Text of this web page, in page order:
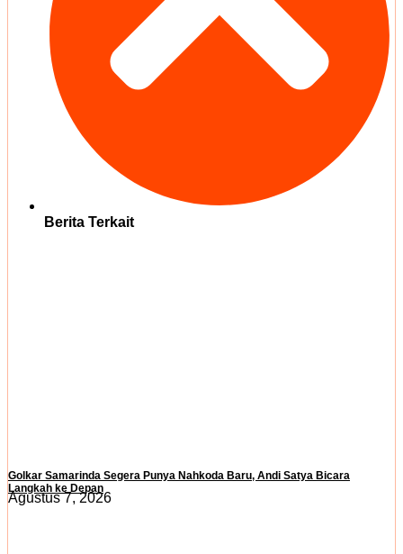
Berita Terkait
Golkar Samarinda Segera Punya Nahkoda Baru, Andi Satya Bicara
Langkah ke Depan
Agustus 7, 2026